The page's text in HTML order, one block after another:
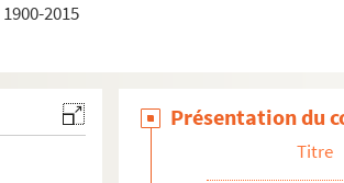
1900-2015
Présentation du
Titre